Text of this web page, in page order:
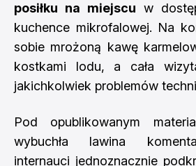
posiłku na miejscu w
kuchence mikrofalowej. Na
sobie mrożoną kawę
kostkami lodu, a cała
jakichkolwiek problemów
Pod opublikowanym
wybuchła lawina
internauci jednoznacznie